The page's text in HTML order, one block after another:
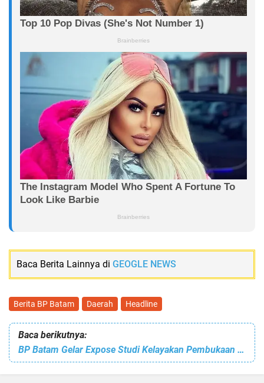
Baca Berita Lainnya di GEOGLE NEWS
Berita BP Batam Daerah Headline
Baca berikutnya:
BP Batam Gelar Expose Studi Kelayakan Pembukaan Jalur RORO Batam Johor